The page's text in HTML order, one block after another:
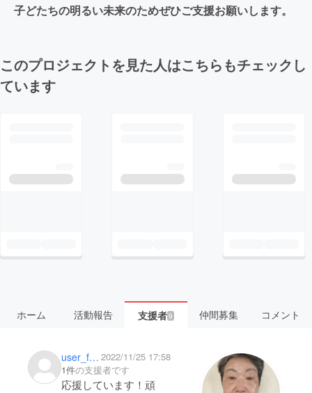
子どたちの明るい未来のためぜひご支援お願いします。
このプロジェクトを見た人はこちらもチェックし
ています
ホーム 活動報告 支援者9 仲間募集 コメント
user_f0ecf4874234 2022/11/25 17:58
1件の支援者です
応援しています！頑